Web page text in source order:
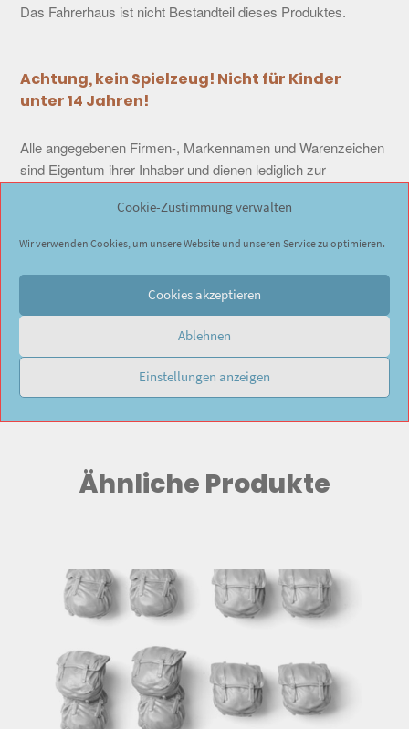
Cookie-Zustimmung verwalten
Wir verwenden Cookies, um unsere Website und unseren Service zu optimieren.
Cookies akzeptieren
Ablehnen
Einstellungen anzeigen
Das Fahrerhaus ist nicht Bestandteil dieses Produktes.
Achtung, kein Spielzeug! Nicht für Kinder
unter 14 Jahren!
Alle angegebenen Firmen-, Markennamen und Warenzeichen
sind Eigentum ihrer Inhaber und dienen lediglich zur
ZUSÄTZLICHE INFORMATION
PRODUKT BESONDERHEITEN
GEWICHT
Ähnliche Produkte